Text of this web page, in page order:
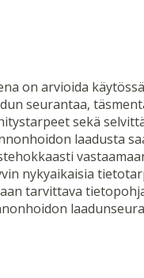
on arvioida
seurantaa,
sekä
laadusta
nykyaikaisia
tarvittava